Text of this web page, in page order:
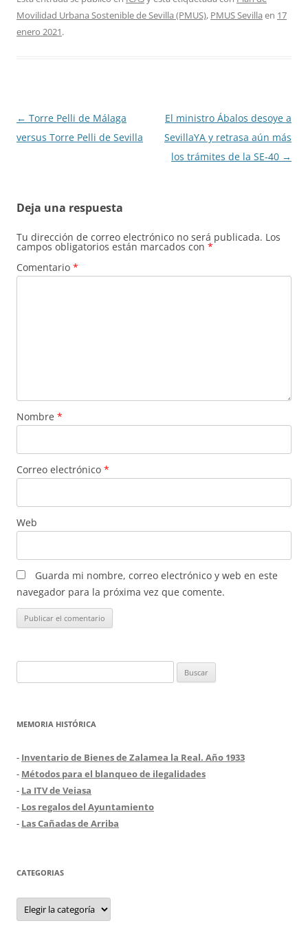
Movilidad Urbana Sostenible de Sevilla (PMUS), PMUS Sevilla en 17
enero 2021.
Navegación
de
← Torre Pelli de Málaga
versus Torre Pelli de Sevilla
El ministro Ábalos desoye a
SevillaYA y retrasa aún más
los trámites de la SE-40 →
Deja una respuesta
Tu dirección de correo electrónico no será publicada. Los
campos obligatorios están marcados con *
Comentario *
Nombre *
Correo electrónico *
Web
Guarda mi nombre, correo electrónico y web en este
navegador para la próxima vez que comente.
MEMORIA HISTÓRICA
- Inventario de Bienes de Zalamea la Real. Año 1933
- Métodos para el blanqueo de ilegalidades
- La ITV de Veiasa
- Los regalos del Ayuntamiento
- Las Cañadas de Arriba
CATEGORIAS
Categorias